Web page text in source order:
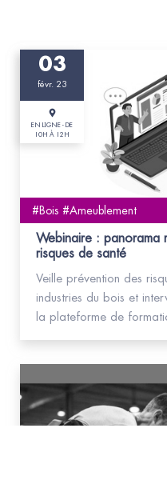
03
févr. 23
EN LIGNE - DE
10H À 12H
#Bois #Ameublement
Webinaire : panorama
risques de santé
Veille prévention des
industries du bois et
la plateforme de